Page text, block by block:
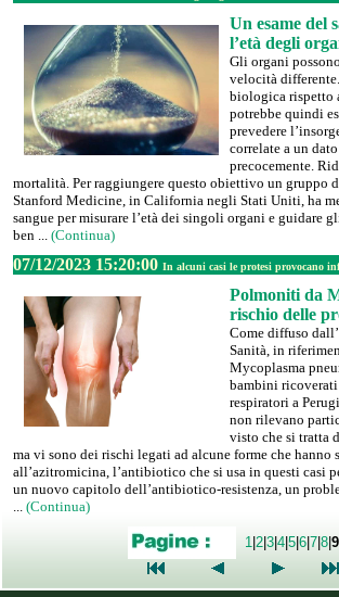
Un esame del
l’età degli
Gli organi
velocità
biologica rispetto
potrebbe quindi
prevedere
correlate a un
precocemente.
mortalità. Per raggiungere questo obiettivo un gruppo
Stanford Medicine, in California negli Stati Uniti, ha
sangue per misurare l’età dei singoli organi e guidare
ben ... (Continua)
07/12/2023 15:20:00 In alcuni casi le protesi provocano
Polmoniti da
rischio delle
Come diffuso
Sanità, in
Mycoplasma
bambini
respiratori a
non rilevano
visto che si tratta
ma vi sono dei rischi legati ad alcune forme che hanno
all’azitromicina, l’antibiotico che si usa in questi casi
un nuovo capitolo dell’antibiotico-resistenza, un
... (Continua)
1 |2|3|4|5|6|7|8|9